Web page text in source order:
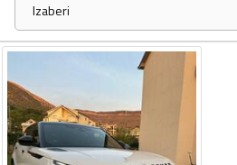
Izaberi